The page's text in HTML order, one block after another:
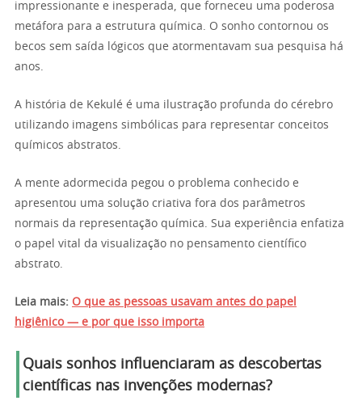
impressionante e inesperada, que forneceu uma poderosa
metáfora para a estrutura química. O sonho contornou os
becos sem saída lógicos que atormentavam sua pesquisa há
anos.
A história de Kekulé é uma ilustração profunda do cérebro
utilizando imagens simbólicas para representar conceitos
químicos abstratos.
A mente adormecida pegou o problema conhecido e
apresentou uma solução criativa fora dos parâmetros
normais da representação química. Sua experiência enfatiza
o papel vital da visualização no pensamento científico
abstrato.
Leia mais: O que as pessoas usavam antes do papel
higiênico — e por que isso importa
Quais sonhos influenciaram as descobertas
científicas nas invenções modernas?